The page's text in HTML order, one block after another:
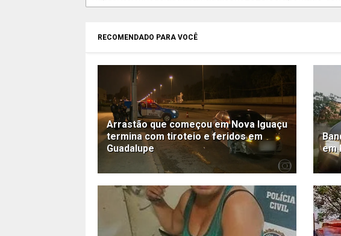
RECOMENDADO PARA VOCÊ
Arrastão que começou em Nova Iguaçu
termina com tiroteio e feridos em
Guadalupe
em